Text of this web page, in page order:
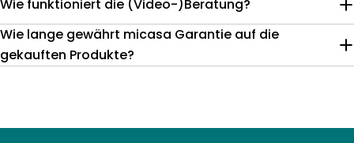
Wie funktioniert die (Video-)Beratung?
Wie lange gewährt micasa Garantie auf die
gekauften Produkte?